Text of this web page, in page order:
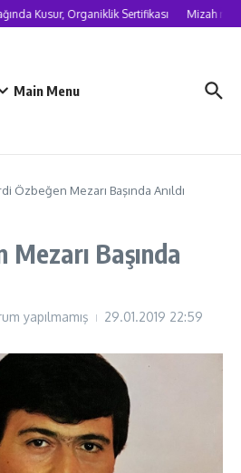
Kusur, Organiklik Sertifikası Mizah
Main Menu
Özbeğen Mezarı Başında Anıldı
Mezarı Başında
yapılmamış 29.01.2019 22:59